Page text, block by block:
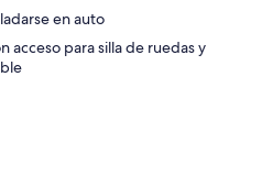
en auto
acceso para silla de ruedas y